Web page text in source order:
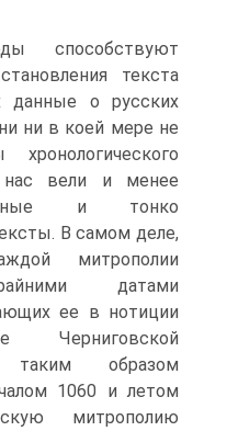
способствуют
текста
данные о русских
ни в коей мере не
вели и менее
и тонко
В самом деле,
митрополии
датами
ее в нотиции
Черниговской
таким образом
1060 и летом
митрополию